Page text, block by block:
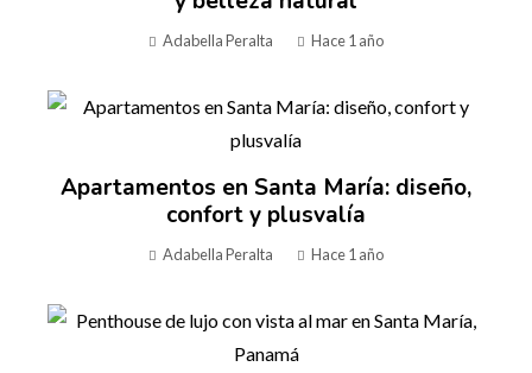
Adabella Peralta Hace 1 año
Apartamentos en Santa María: diseño,
confort y plusvalía
Adabella Peralta Hace 1 año